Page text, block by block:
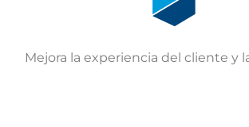
Mejora la experiencia del cliente y